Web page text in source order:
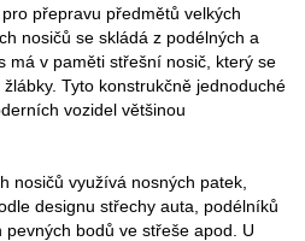
pro přepravu předmětů velkých
nosičů se skládá z podélných a
má v paměti střešní nosič, který se
Tyto konstrukčně jednoduché
vozidel většinou
nosičů využívá nosných patek,
designu střechy auta, podélníků
bodů ve střeše apod. U